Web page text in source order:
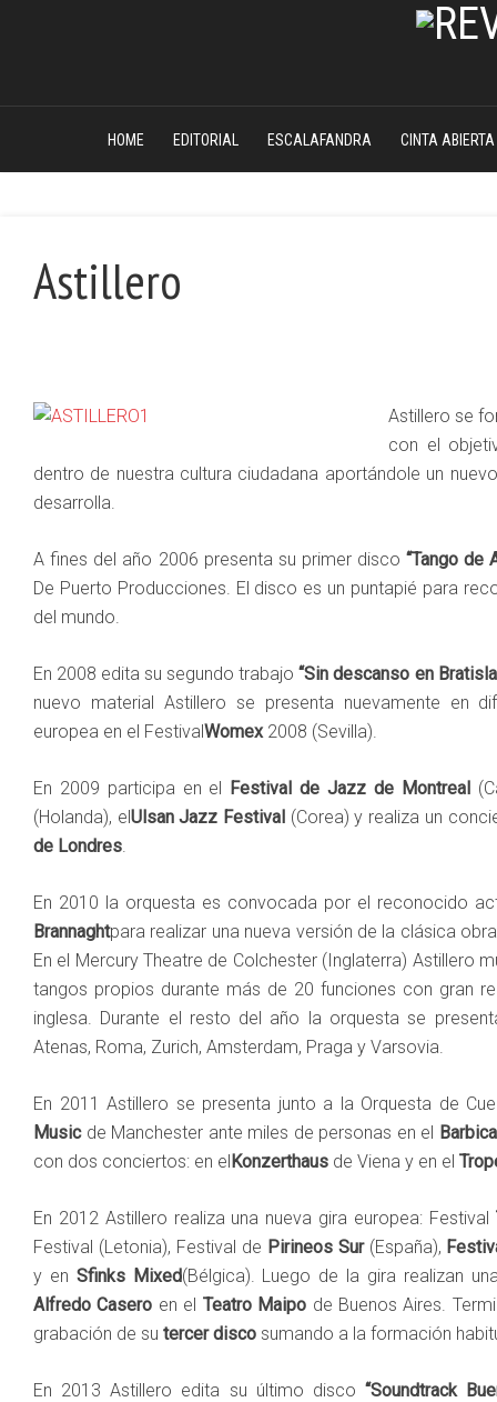
HOME EDITORIAL ESCALAFANDRA CINTA ABIERTA
Astillero
Astillero se
con el
dentro de nuestra cultura ciudadana aportándole un
desarrolla.
A fines del año 2006 presenta su primer disco“Tango de
De Puerto Producciones. El disco es un puntapié para
del mundo.
En 2008 edita su segundo trabajo“Sin descanso en
nuevo material Astillero se presenta nuevamente en
europea en el FestivalWomex2008 (Sevilla).
En 2009 participa en el Festival de Jazz de Montreal
(Holanda), elUlsan Jazz Festival (Corea) y realiza un
de Londres.
En 2010 la orquesta es convocada por el reconocido
Brannaghtpara realizar una nueva versión de la clásica
En el Mercury Theatre de Colchester (Inglaterra) Astillero
tangos propios durante más de 20 funciones con gran
inglesa. Durante el resto del año la orquesta se
Atenas, Roma, Zurich, Amsterdam, Praga y Varsovia.
En 2011 Astillero se presenta junto a la Orquesta de
Musicde Manchester ante miles de personas en el
con dos conciertos: en elKonzerthaus de Viena y en el
En 2012 Astillero realiza una nueva gira europea: Festival
Festival (Letonia), Festival de Pirineos Sur(España),
y en Sfinks Mixed(Bélgica). Luego de la gira realizan
Alfredo Casero en el Teatro Maipo de Buenos Aires.
grabación de su tercer disco sumando a la formación
En 2013 Astillero edita su último disco“Soundtrack